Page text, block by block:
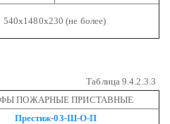
540х1480х230 (не более)
Таблица 9.4.2.3.3
ПОЖАРНЫЕ ПРИСТАВНЫЕ
Престиж-03-Ш-О-П